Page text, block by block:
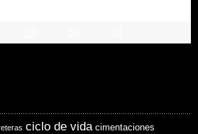
ciclo de vida cimentaciones